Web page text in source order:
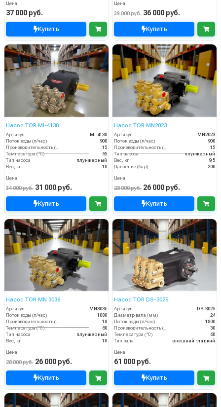
Цена
37 000 руб.
Купить
Цена
39 000 руб. 36 000 руб.
Купить
Насос TOR MI-4130
Артикул
MI-4130
Поток воды (л/час)
900
15
Температура (°C)
65
Тип насоса
плунжерный
Вес, кг
10
Цена
34 000 руб. 31 000 руб.
Купить
Насос TOR MN2023
Артикул
MN2023
Поток воды (л/час)
900
15
Тип насоса
плунжерный
Вес, кг
9,5
Давление (бар)
200
Цена
28 000 руб. 26 000 руб.
Купить
Насос TOR MN 3036
Артикул
MN3036
Поток воды (л/час)
1080
Производительность (л/мин)
18
Температура (°C)
60
Тип насоса
плунжерный
Вес, кг
10
Цена
28 000 руб. 26 000 руб.
Купить
Насос TOR DS-3025
Артикул
DS-3025
Диаметр вала (мм)
24
Поток воды (л/час)
1800
Производительность (л/мин)
30
Температура (°C)
60
Тип вала
внешний гладкий
Цена
61 000 руб.
Купить